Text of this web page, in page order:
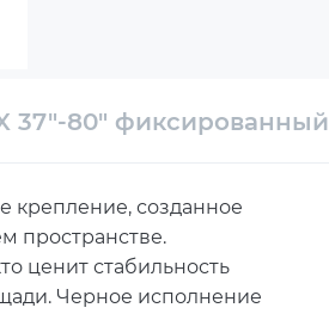
37"-80" фиксированный
крепление, созданное
пространстве.
ценит стабильность
Черное исполнение